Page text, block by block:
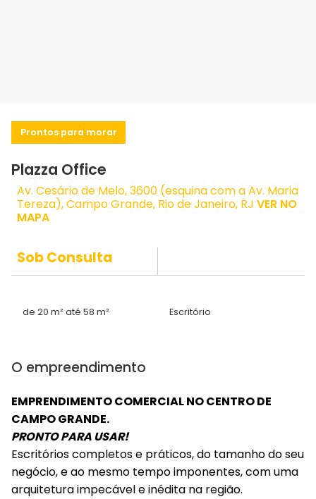
Prontos para morar
Plazza Office
Av. Cesário de Melo, 3600 (esquina com a Av. Maria
Tereza), Campo Grande, Rio de Janeiro, RJ VER NO
MAPA
Sob Consulta
de 20 m² até 58 m² Escritório
O empreendimento
EMPRENDIMENTO COMERCIAL NO CENTRO DE
CAMPO GRANDE.
PRONTO PARA USAR!
Escritórios completos e práticos, do tamanho do seu
negócio, e ao mesmo tempo imponentes, com uma
arquitetura impecável e inédita na região.